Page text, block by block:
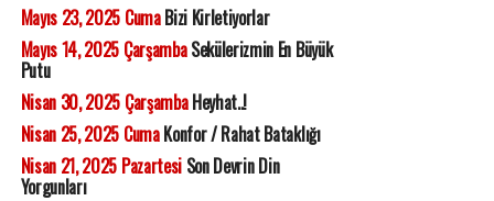
Mayıs 23, 2025 CumaBizi Kirletiyorlar
Mayıs 14, 2025 ÇarşambaSekülerizmin En Büyük
Putu
Nisan 30, 2025 ÇarşambaHeyhat..!
Nisan 25, 2025 CumaKonfor / Rahat Bataklığı
Nisan 21, 2025 PazartesiSon Devrin Din
Yorgunları